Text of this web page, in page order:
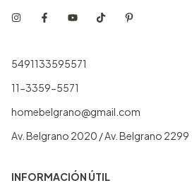
5491133595571
11-3359-5571
homebelgrano@gmail.com
Av. Belgrano 2020 / Av. Belgrano 2299
INFORMACIÓN ÚTIL